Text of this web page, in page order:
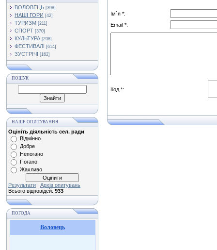
ВОЛОВЕЦЬ [398]
НАШІ ГОРИ [42]
ТУРИЗМ [211]
СПОРТ [370]
КУЛЬТУРА [208]
ФЕСТИВАЛІ [614]
ЗУСТРІЧІ [162]
ПОШУК
НАШЕ ОПИТУВАННЯ
Оцініть діяльність сел. ради
Відмінно
Добре
Непогано
Погано
Жахливо
Результати | Архів опитувань
Всього відповідей: 933
ПОГОДА
Воловець
Ім`я *:
Email *:
Код *: